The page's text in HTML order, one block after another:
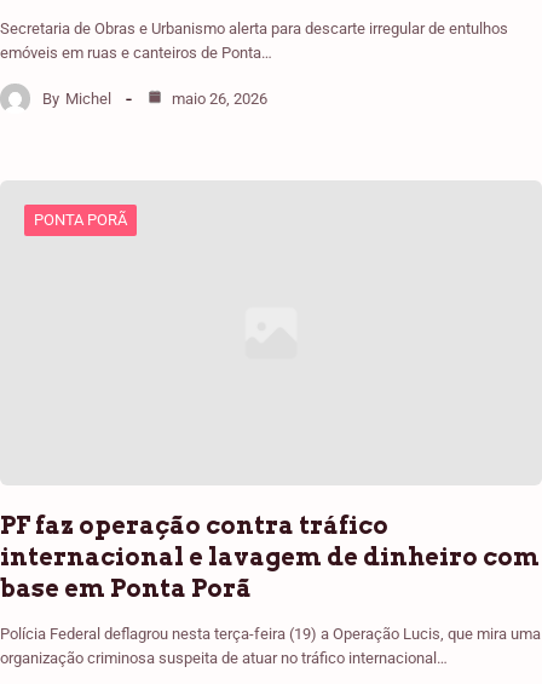
Secretaria de Obras e Urbanismo alerta para descarte irregular de entulhos
emóveis em ruas e canteiros de Ponta…
By Michel maio 26, 2026
PONTA PORÃ
PF faz operação contra tráfico
internacional e lavagem de dinheiro com
base em Ponta Porã
Polícia Federal deflagrou nesta terça-feira (19) a Operação Lucis, que mira uma
organização criminosa suspeita de atuar no tráfico internacional…